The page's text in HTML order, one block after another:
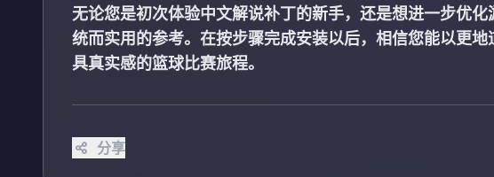
无论您是初次体验中文解说补丁的新手，还是想进一步优
统而实用的参考。在按步骤完成安装以后，相信您能以更
具真实感的篮球比赛旅程。
分享